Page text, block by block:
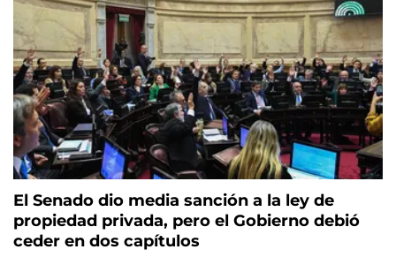
El Senado dio media sanción a la ley de
propiedad privada, pero el Gobierno debió
ceder en dos capítulos